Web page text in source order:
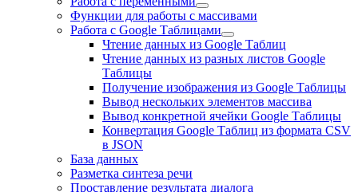
Функции для работы с массивами
Работа с Google Таблицами
Чтение данных из Google Таблиц
Чтение данных из разных листов Google
Таблицы
Получение изображения из Google Таблицы
Вывод нескольких элементов массива
Вывод конкретной ячейки Google Таблицы
Конвертация Google Таблиц из формата CSV
в JSON
База данных
Разметка синтеза речи
Проставление результата диалога